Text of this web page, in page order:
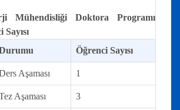
Mühendisliği Doktora Programı
Öğrenci Sayısı
Aşaması 1
Aşaması 3